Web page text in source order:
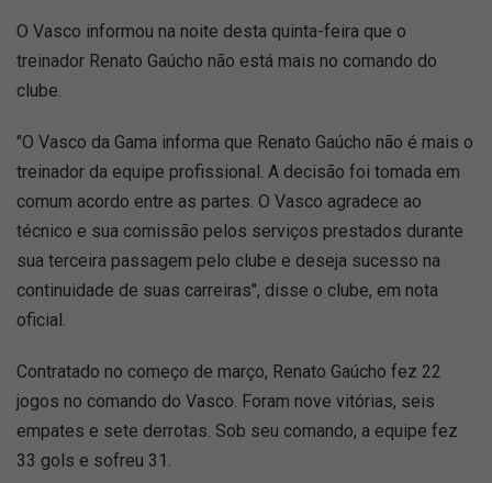
O Vasco informou na noite desta quinta-feira que o
treinador Renato Gaúcho não está mais no comando do
clube.
"O Vasco da Gama informa que Renato Gaúcho não é mais o
treinador da equipe profissional. A decisão foi tomada em
comum acordo entre as partes. O Vasco agradece ao
técnico e sua comissão pelos serviços prestados durante
sua terceira passagem pelo clube e deseja sucesso na
continuidade de suas carreiras", disse o clube, em nota
oficial.
Contratado no começo de março, Renato Gaúcho fez 22
jogos no comando do Vasco. Foram nove vitórias, seis
empates e sete derrotas. Sob seu comando, a equipe fez
33 gols e sofreu 31.